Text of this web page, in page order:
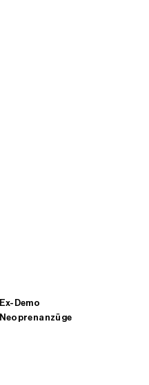
Ex-Demo
Neoprenanzüge